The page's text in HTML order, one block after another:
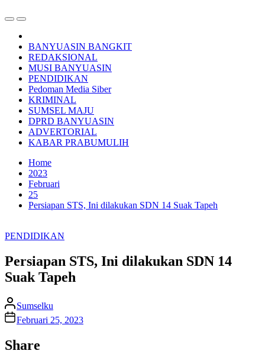
BANYUASIN BANGKIT
REDAKSIONAL
MUSI BANYUASIN
PENDIDIKAN
Pedoman Media Siber
KRIMINAL
SUMSEL MAJU
DPRD BANYUASIN
ADVERTORIAL
KABAR PRABUMULIH
Home
2023
Februari
25
Persiapan STS, Ini dilakukan SDN 14 Suak Tapeh
PENDIDIKAN
Persiapan STS, Ini dilakukan SDN 14
Suak Tapeh
Sumselku
Februari 25, 2023
Share